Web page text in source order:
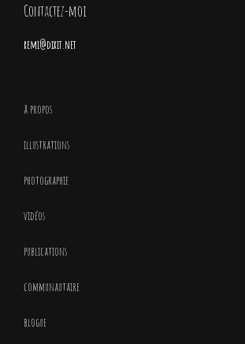
Contactez-moi
remi@dixit.net
à propos
illustrations
photographie
vidéos
publications
communautaire
blogue